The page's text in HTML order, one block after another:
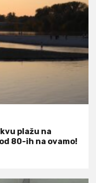
plažu na
80-ih na ovamo!